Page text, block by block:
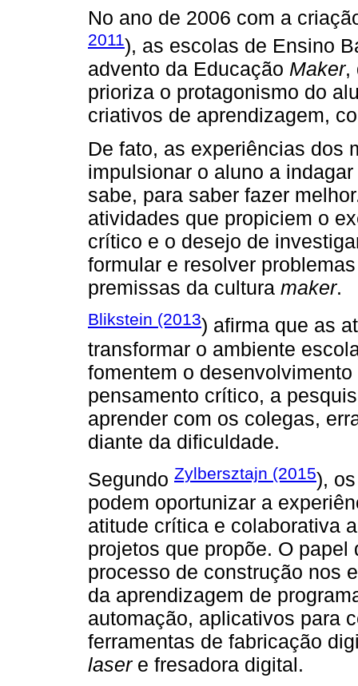
No ano de 2006 com a
2011), as escolas de Ensino
advento da Educação Maker,
prioriza o protagonismo do
criativos de aprendizagem,
De fato, as experiências dos
impulsionar o aluno a
sabe, para saber fazer
atividades que propiciem o
crítico e o desejo de
formular e resolver
premissas da cultura maker.
Blikstein (2013) afirma que as
transformar o ambiente
fomentem o
pensamento crítico, a
aprender com os colegas,
diante da dificuldade.
Segundo Zylbersztajn (2015),
podem oportunizar a
atitude crítica e colaborativa
projetos que propõe. O
processo de construção nos
da aprendizagem de
automação, aplicativos para
ferramentas de fabricação
lasere fresadora digital.